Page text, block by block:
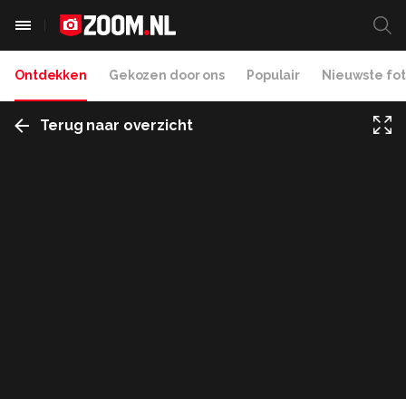
Ontdekken Gekozen door ons Populair Nieuwste
Terug naar overzicht